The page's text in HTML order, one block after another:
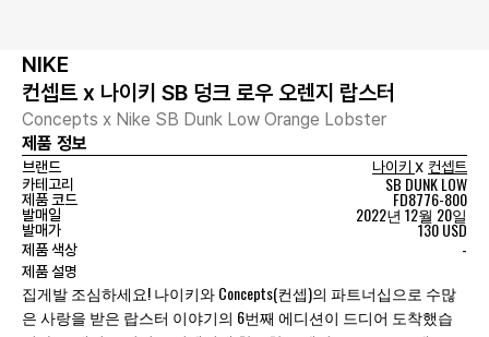
NIKE
컨셉트 x 나이키 SB 덩크 로우 오렌지 랍스터
Concepts x Nike SB Dunk Low Orange Lobster
제품 정보
브랜드 나이키 x 컨셉트
카테고리
SB DUNK LOW
제품 코드 FD8776-800
발매일 2022년 12월 20일
발매가 130 USD
제품 색상 -
제품 설명
집게발 조심하세요! 나이키와 Concepts(컨셉)의 파트너십으로 수많
은 사랑을 받은 랍스터 이야기의 6번째 에디션이 드디어 도착했습